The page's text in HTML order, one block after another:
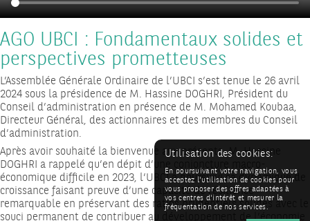
AGO UBCI : Fondamentaux solides et
perspectives prometteuses
L’Assemblée Générale Ordinaire de l’UBCI s’est tenue le 26 avril
2024 sous la présidence de M. Hassine DOGHRI, Président du
Conseil d’administration en présence de M. Mohamed Koubaa,
Directeur Général, des actionnaires et des membres du Conseil
d’administration.
Après avoir souhaité la bienvenue aux présents, M. Hassine
DOGHRI a rappelé qu’en dépit d’une conjoncture macro-
économique difficile en 2023, l’UBCI a poursuivi sa dynamique de
croissance faisant preuve d’une capacité de résilience
remarquable en préservant des ratios prudentiels solides avec le
souci permanent de contribuer au développement de l’économie
Utilisation des cookies:
En poursuivant votre navigation, vous
acceptez l'utilisation de cookies pour
vous proposer des offres adaptées à
vos centres d'intérêt et mesurer la
fréquentation de nos services.